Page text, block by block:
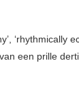
‘rhythmically
een prille